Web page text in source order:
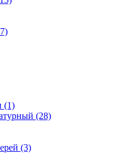
(1)
(28)
(3)